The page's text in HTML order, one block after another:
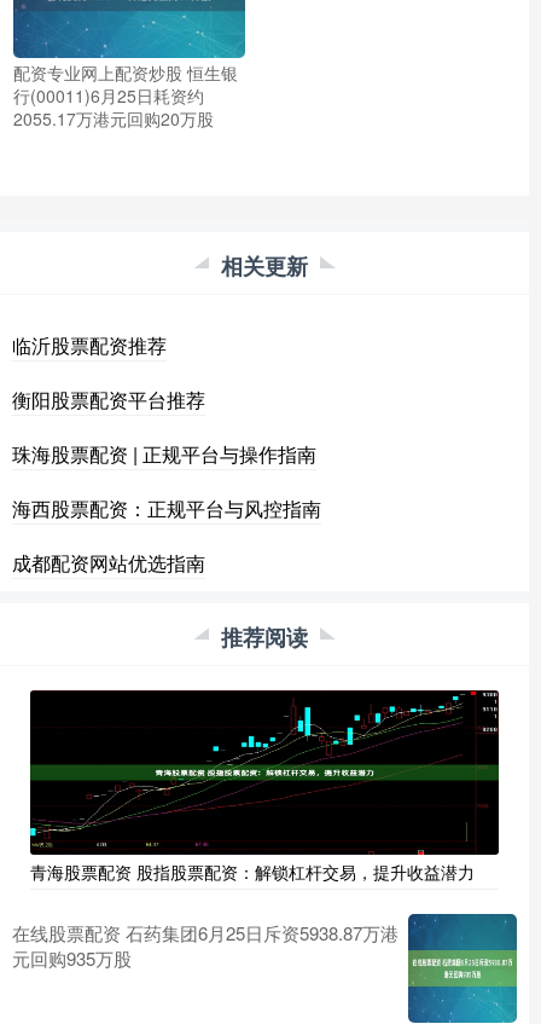
配资专业网上配资炒股 恒生银
行(00011)6月25日耗资约
2055.17万港元回购20万股
相关更新
临沂股票配资推荐
衡阳股票配资平台推荐
珠海股票配资 | 正规平台与操作指南
海西股票配资：正规平台与风控指南
成都配资网站优选指南
推荐阅读
青海股票配资 股指股票配资：解锁杠杆交易，提升收益潜力
在线股票配资 石药集团6月25日斥资5938.87万港
元回购935万股